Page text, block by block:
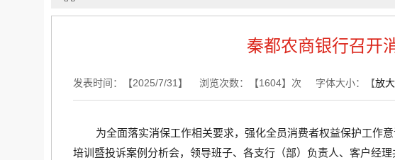
秦都农商银行召开
发表时间：【2025/7/31】 浏览次数：【1604】次 字体大小：【放大
为全面落实消保工作相关要求，强化全员消费者权益保护工作
培训暨投诉案例分析会，领导班子、各支行（部）负责人、客户经理